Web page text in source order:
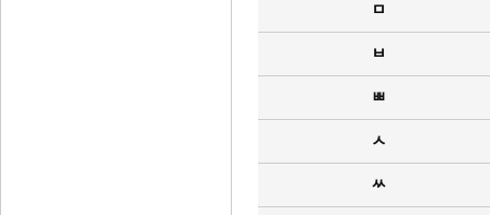
ㅁ
ㅂ
ㅃ
ㅅ
ㅆ